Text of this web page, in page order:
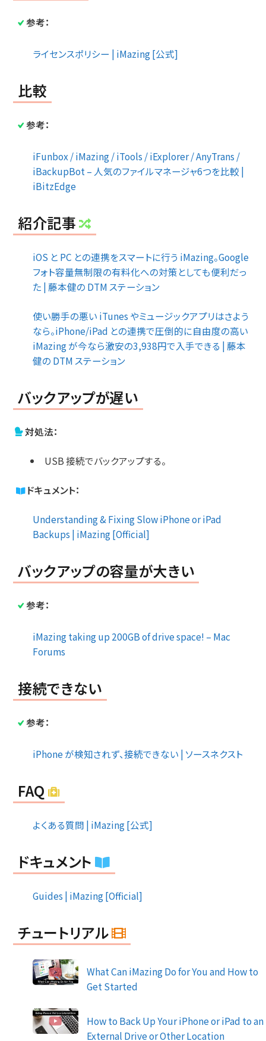
参考：
ライセンスポリシー | iMazing [公式]
比較
参考：
iFunbox / iMazing / iTools / iExplorer / AnyTrans /
iBackupBot – 人気のファイルマネージャ6つを比較 |
iBitzEdge
紹介記事
iOS と PC との連携をスマートに行う iMazing。Google
フォト容量無制限の有料化への対策としても便利だっ
た | 藤本健の DTM ステーション
使い勝手の悪い iTunes やミュージックアプリはさよう
なら。iPhone/iPad との連携で圧倒的に自由度の高い
iMazing が今なら激安の3,938円で入手できる | 藤本
健の DTM ステーション
バックアップが遅い
対処法：
USB 接続でバックアップする。
ドキュメント：
Understanding & Fixing Slow iPhone or iPad
Backups | iMazing [Official]
バックアップの容量が大きい
参考：
iMazing taking up 200GB of drive space! – Mac
Forums
接続できない
参考：
iPhone が検知されず、接続できない | ソースネクスト
FAQ
よくある質問 | iMazing [公式]
ドキュメント
Guides | iMazing [Official]
チュートリアル
What Can iMazing Do for You and How to
Get Started
How to Back Up Your iPhone or iPad to an
External Drive or Other Location